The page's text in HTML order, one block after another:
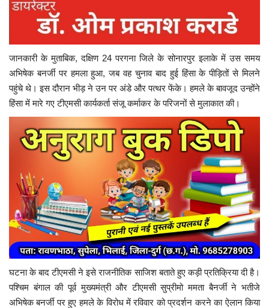
जानकारी के मुताबिक, दक्षिण 24 परगना जिले के सोनारपुर इलाके में उस समय
अभिषेक बनर्जी पर हमला हुआ, जब वह चुनाव बाद हुई हिंसा के पीड़ितों से मिलने
पहुंचे थे। इस दौरान भीड़ ने उन पर अंडे और पत्थर फेंके। हमले के बावजूद उन्होंने
हिंसा में मारे गए टीएमसी कार्यकर्ता संजू कर्माकर के परिजनों से मुलाकात की।
घटना के बाद टीएमसी ने इसे राजनीतिक साजिश बताते हुए कड़ी प्रतिक्रिया दी है।
पश्चिम बंगाल की पूर्व मुख्यमंत्री और टीएमसी सुप्रीमोममता बैनर्जीने भतीजे
अभिषेक बनर्जी पर हुए हमले के विरोध में रविवार को प्रदर्शन करने का ऐलान किया